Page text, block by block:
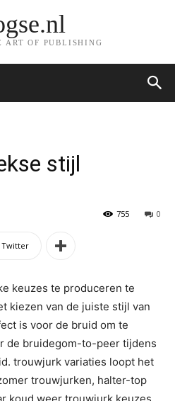
ART OF PUBLISHING
stijl
0
755
Twitter
keuzes te produceren te
kiezen van de juiste stijl van
is voor de bruid om te
de bruidegom-to-peer tijdens
trouwjurk variaties loopt het
trouwjurken, halter-top